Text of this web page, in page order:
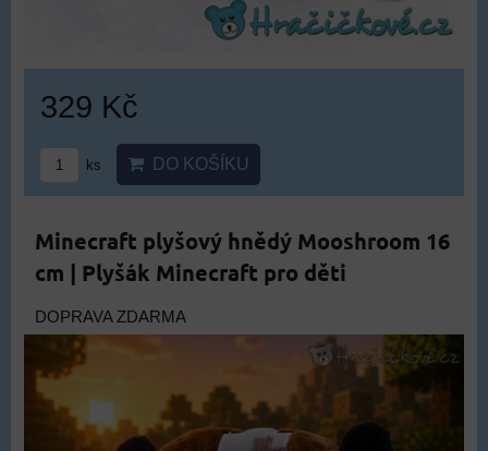
329 Kč
ks DO KOŠÍKU
Minecraft plyšový hnědý Mooshroom 16
cm | Plyšák Minecraft pro děti
DOPRAVA ZDARMA